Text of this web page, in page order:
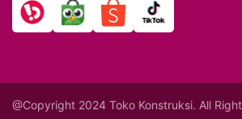
@Copyright 2024 Toko Konstruksi. All